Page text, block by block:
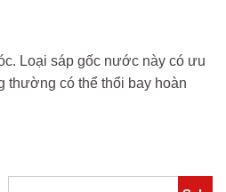
Loại sáp gốc nước này có ưu
thường có thể thổi bay hoàn